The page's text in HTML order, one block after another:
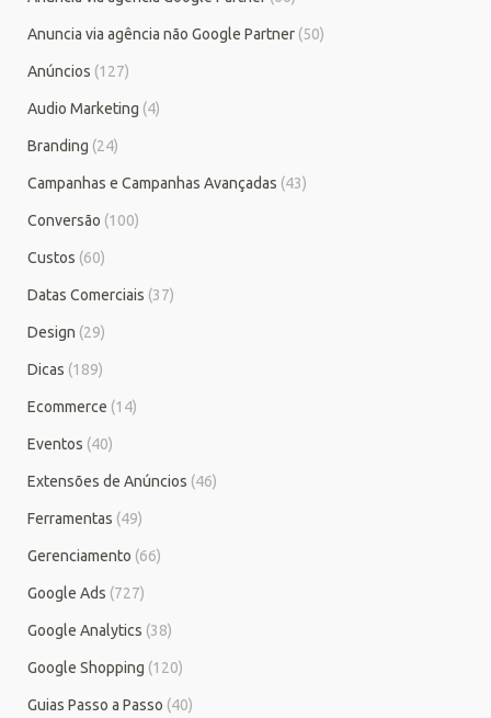
Anuncia via agência não Google Partner (50)
Anúncios (127)
Audio Marketing (4)
Branding (24)
Campanhas e Campanhas Avançadas (43)
Conversão (100)
Custos (60)
Datas Comerciais (37)
Design (29)
Dicas (189)
Ecommerce (14)
Eventos (40)
Extensões de Anúncios (46)
Ferramentas (49)
Gerenciamento (66)
Google Ads (727)
Google Analytics (38)
Google Shopping (120)
Guias Passo a Passo (40)